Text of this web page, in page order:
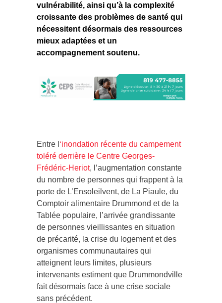
vulnérabilité, ainsi qu’à la complexité
croissante des problèmes de santé qui
nécessitent désormais des ressources
mieux adaptées et un
accompagnement soutenu.
Entre l ‘inondation récente du campement
toléré derrière le Centre Georges-
Frédéric-Heriot, l’augmentation constante
du nombre de personnes qui frappent à la
porte de L’Ensoleilvent, de La Piaule, du
Comptoir alimentaire Drummond et de la
Tablée populaire, l’arrivée grandissante
de personnes vieillissantes en situation
de précarité, la crise du logement et des
organismes communautaires qui
atteignent leurs limites, plusieurs
intervenants estiment que Drummondville
fait désormais face à une crise sociale
sans précédent.